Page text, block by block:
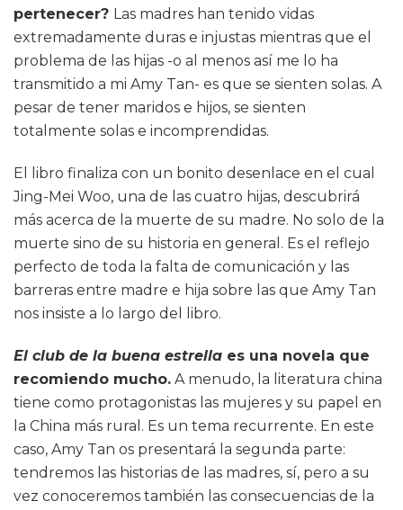
pertenecer? Las madres han tenido vidas
extremadamente duras e injustas mientras que el
problema de las hijas -o al menos así me lo ha
transmitido a mi Amy Tan- es que se sienten solas. A
pesar de tener maridos e hijos, se sienten
totalmente solas e incomprendidas.
El libro finaliza con un bonito desenlace en el cual
Jing-Mei Woo, una de las cuatro hijas, descubrirá
más acerca de la muerte de su madre. No solo de la
muerte sino de su historia en general. Es el reflejo
perfecto de toda la falta de comunicación y las
barreras entre madre e hija sobre las que Amy Tan
nos insiste a lo largo del libro.
El club de la buena estrella es una novela que
recomiendo mucho. A menudo, la literatura china
tiene como protagonistas las mujeres y su papel en
la China más rural. Es un tema recurrente. En este
caso, Amy Tan os presentará la segunda parte:
tendremos las historias de las madres, sí, pero a su
vez conoceremos también las consecuencias de la